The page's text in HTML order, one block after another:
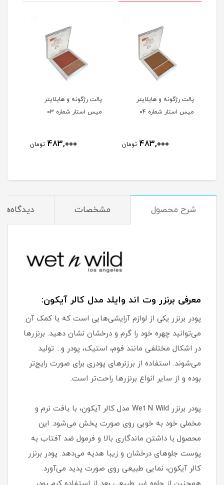
پالت رژگونه و هایلایتر
میس استار شماره 04
483,000 تومان
پالت رژگونه و هایلایتر
میس استار شماره 03
483,000 تومان
شرح محصول مشخصات دیدگاه‌ها
معرفی برنزر وت اند وایلد مدل کالر آیکون:
پودر برنزر یکی از لوازم آرایشی‌هایی است که با کمک آن
می‌توانید چهره خود را گرم و درخشان نشان دهید. برنزرها
در اشکال مختلفی مانند فوم، استیک، پودر و... تولید
می‌شوند. استفاده از برزنرهای پودری برای صورت رایج‌تر
بوده و از سایر انواع برنزرها راحت‌تر است.
پودر برنزر Wet N Wild مدل کالر آیکون، با بافت نرم و
مخملی خود به خوبی روی صورت پخش می‌شود. این
محصول با داشتن ماندگاری بالا و فرمول ضد آفتاب به
پوست جلوهای درخشان و زیبا هدیه می‌دهد. پودر برنزر
کالر آیکون، نمایی طبیعی روی صورت پدید می‌آورد.